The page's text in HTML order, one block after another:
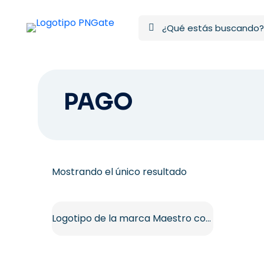
PAGO
Mostrando el único resultado
Logotipo de la marca Maestro con círculos superpuestos PNG gratis